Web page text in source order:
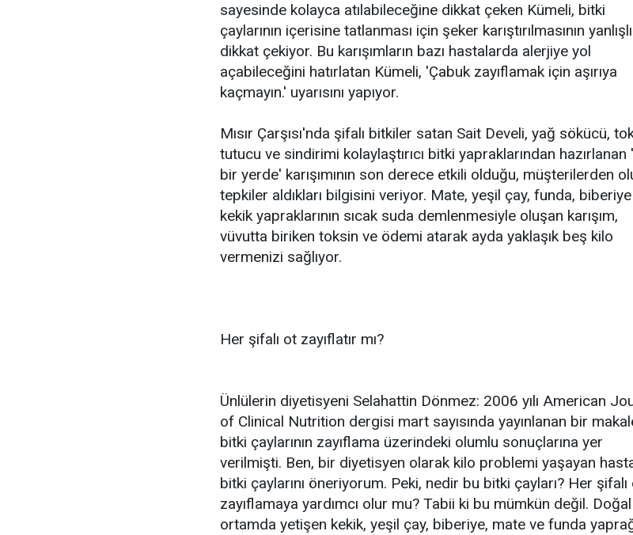
sayesinde kolayca atılabileceğine dikkat çeken Kümeli, bitki
çaylarının içerisine tatlanması için şeker karıştırılmasının
dikkat çekiyor. Bu karışımların bazı hastalarda alerjiye yol
açabileceğini hatırlatan Kümeli, 'Çabuk zayıflamak için aşırıya
kaçmayın.' uyarısını yapıyor.
Mısır Çarşısı'nda şifalı bitkiler satan Sait Develi, yağ sökücü,
tutucu ve sindirimi kolaylaştırıcı bitki yapraklarından hazırlanan
bir yerde' karışımının son derece etkili olduğu, müşterilerden
tepkiler aldıkları bilgisini veriyor. Mate, yeşil çay, funda,
kekik yapraklarının sıcak suda demlenmesiyle oluşan karışım,
vüvutta biriken toksin ve ödemi atarak ayda yaklaşık beş kilo
vermenizi sağlıyor.
Her şifalı ot zayıflatır mı?
Ünlülerin diyetisyeni Selahattin Dönmez: 2006 yılı American
of Clinical Nutrition dergisi mart sayısında yayınlanan bir
bitki çaylarının zayıflama üzerindeki olumlu sonuçlarına yer
verilmişti. Ben, bir diyetisyen olarak kilo problemi yaşayan
bitki çaylarını öneriyorum. Peki, nedir bu bitki çayları? Her şifalı
zayıflamaya yardımcı olur mu? Tabii ki bu mümkün değil. Doğal
ortamda yetişen kekik, yeşil çay, biberiye, mate ve funda